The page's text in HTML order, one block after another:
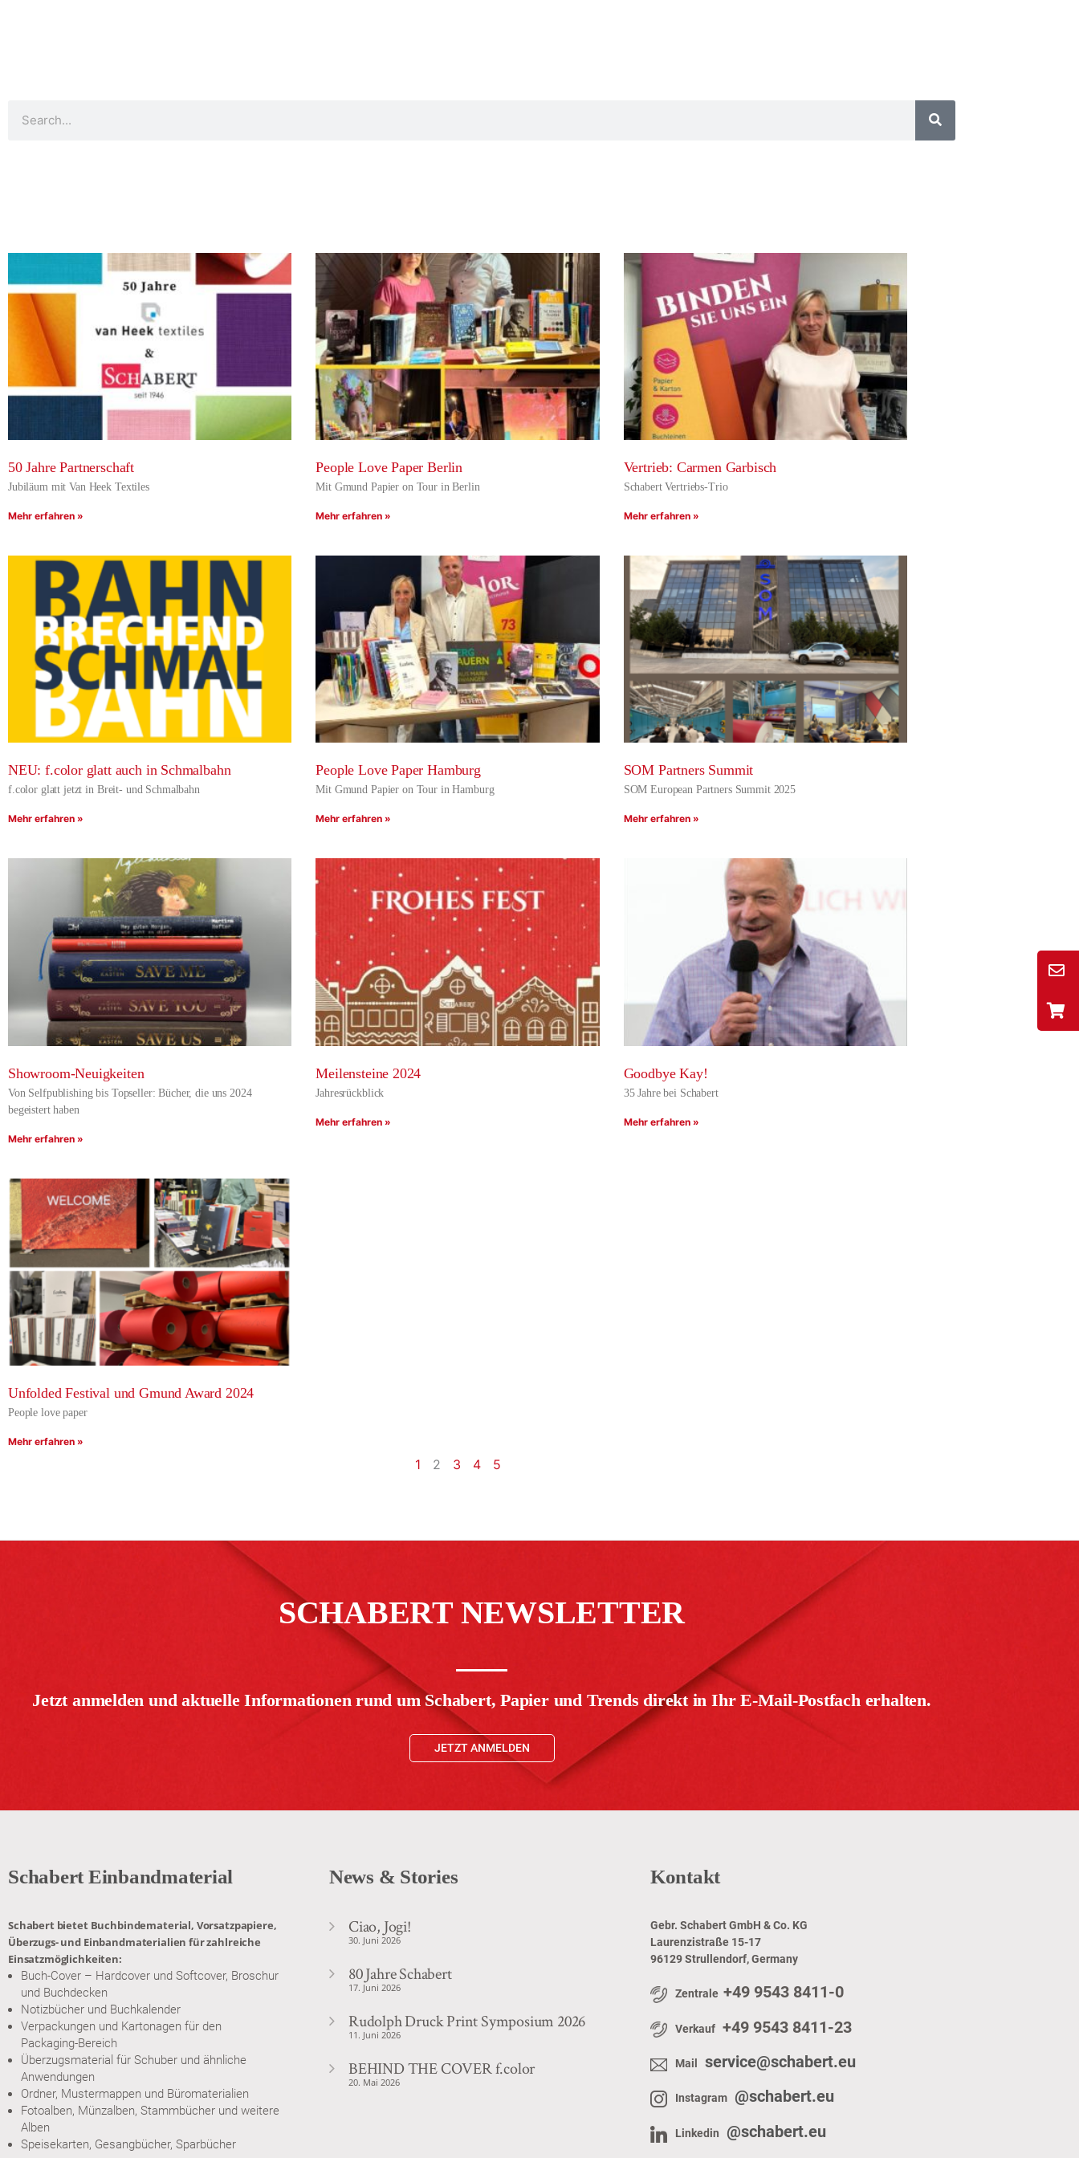
50 Jahre Partnerschaft
Jubiläum mit Van Heek Textiles
Mehr erfahren »
People Love Paper Berlin
Mit Gmund Papier on Tour in Berlin
Mehr erfahren »
Vertrieb: Carmen Garbisch
Schabert Vertriebs-Trio
Mehr erfahren »
NEU: f.color glatt auch in Schmalbahn
f.color glatt jetzt in Breit- und Schmalbahn
Mehr erfahren »
People Love Paper Hamburg
Mit Gmund Papier on Tour in Hamburg
Mehr erfahren »
SOM Partners Summit
SOM European Partners Summit 2025
Mehr erfahren »
Showroom-Neuigkeiten
Von Selfpublishing bis Topseller: Bücher, die uns 2024
begeistert haben
Mehr erfahren »
Meilensteine 2024
Jahresrückblick
Mehr erfahren »
Goodbye Kay!
35 Jahre bei Schabert
Mehr erfahren »
Unfolded Festival und Gmund Award 2024
People love paper
Mehr erfahren »
Seite
1
Seite
2
Seite
3
Seite
4
Seite
5
SCHABERT NEWSLETTER
Jetzt anmelden und aktuelle Informationen rund um Schabert, Papier und Trends direkt in Ihr E-Mail-Postfach erhalten.
JETZT ANMELDEN
Schabert Einbandmaterial
Schabert bietet Buchbindematerial, Vorsatzpapiere,
Überzugs- und Einbandmaterialien für zahlreiche
Einsatzmöglichkeiten:
Buch-Cover – Hardcover und Softcover, Broschur
und Buchdecken
Notizbücher und Buchkalender
Verpackungen und Kartonagen für den
Packaging-Bereich
Überzugsmaterial für Schuber und ähnliche
Anwendungen
Ordner, Mustermappen und Büromaterialien
Fotoalben, Münzalben, Stammbücher und weitere
Alben
Speisekarten, Gesangbücher, Sparbücher
News & Stories
Ciao, Jogi!
30. Juni 2026
80 Jahre Schabert
17. Juni 2026
Rudolph Druck Print Symposium 2026
11. Juni 2026
BEHIND THE COVER f.color
20. Mai 2026
Kontakt
Gebr. Schabert GmbH & Co. KG
Laurenzistraße 15-17
96129 Strullendorf, Germany
Zentrale +49 9543 8411-0
Verkauf +49 9543 8411-23
Mail service@schabert.eu
Instagram @schabert.eu
Linkedin @schabert.eu